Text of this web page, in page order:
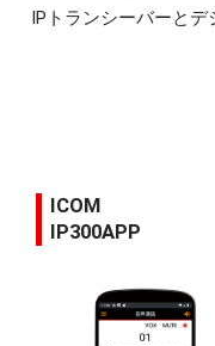
IPトランシーバーと
ICOM
IP300APP